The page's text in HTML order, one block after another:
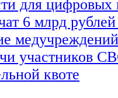
для
6 млрд рублей
медучреждений
участников
квоте